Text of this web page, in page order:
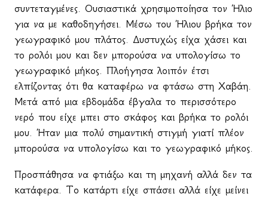
συντεταγμένες. Ουσιαστικά χρησιμοποίησα τον Ήλιο
για να με καθοδηγήσει. Μέσω του Ήλιου βρήκα τον
γεωγραφικό μου πλάτος. Δυστυχώς είχα χάσει και
το ρολόι μου και δεν μπορούσα να υπολογίσω το
γεωγραφικό μήκος. Πλοήγησα λοιπόν έτσι
ελπίζοντας ότι θα καταφέρω να φτάσω στη Χαβάη.
Μετά από μια εβδομάδα έβγαλα το περισσότερο
νερό που είχε μπει στο σκάφος και βρήκα το ρολόι
μου. Ήταν μια πολύ σημαντική στιγμή γιατί πλέον
μπορούσα να υπολογίσω και το γεωγραφικό μήκος.
Προσπάθησα να φτιάξω και τη μηχανή αλλά δεν τα
κατάφερα. To κατάρτι είχε σπάσει αλλά είχε μείνει